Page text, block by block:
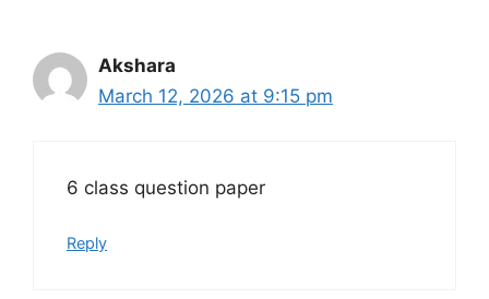
Akshara
March 12, 2026 at 9:15 pm
6 class question paper
Reply